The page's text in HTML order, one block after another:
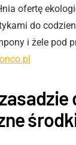
ofertę
do
i żele pod